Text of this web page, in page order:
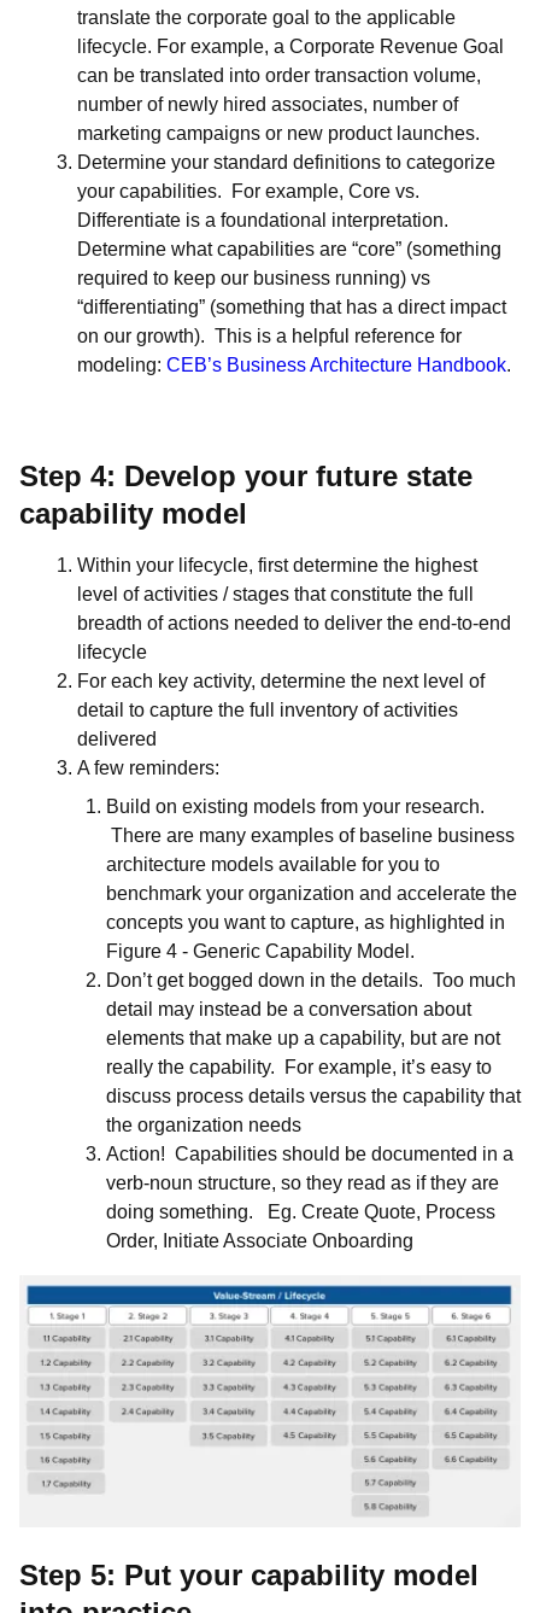
translate the corporate goal to the applicable
lifecycle. For example, a Corporate Revenue Goal
can be translated into order transaction volume,
number of newly hired associates, number of
marketing campaigns or new product launches.
Determine your standard definitions to categorize
your capabilities. For example, Core vs.
Differentiate is a foundational interpretation.
Determine what capabilities are “core” (something
required to keep our business running) vs
“differentiating” (something that has a direct impact
on our growth). This is a helpful reference for
modeling: CEB’s Business Architecture Handbook.
Step 4: Develop your future state
capability model
Within your lifecycle, first determine the highest
level of activities / stages that constitute the full
breadth of actions needed to deliver the end-to-end
lifecycle
For each key activity, determine the next level of
detail to capture the full inventory of activities
delivered
A few reminders:
Build on existing models from your research.
There are many examples of baseline business
architecture models available for you to
benchmark your organization and accelerate the
concepts you want to capture, as highlighted in
Figure 4 - Generic Capability Model.
Don’t get bogged down in the details. Too much
detail may instead be a conversation about
elements that make up a capability, but are not
really the capability. For example, it’s easy to
discuss process details versus the capability that
the organization needs
Action! Capabilities should be documented in a
verb-noun structure, so they read as if they are
doing something. Eg. Create Quote, Process
Order, Initiate Associate Onboarding
Step 5: Put your capability model